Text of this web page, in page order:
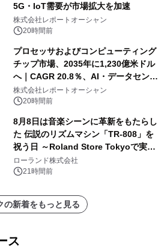
5G・IoT需要が市場拡大を加速
株式会社レポートオーシャン
20時間前
プロセッサおよびコンピューティング
チップ市場、2035年に1,230億米ドル
へ｜CAGR 20.8％、AI・データセンタ
ー需要が成長を牽引
株式会社レポートオーシャン
20時間前
8月8日は音楽シーンに革新をもたらし
た 伝説のリズムマシン「TR-808」を
祝う日 ～Roland Store Tokyoで実機
を展示しての 記念キャンペーンを開
催 英国ラジオ「NTS」の 特別プログ
アーティストを フィーチャーしたアニ
メーションを公開～
ローランド株式会社
21時間前
の新着をもっと見る
ス